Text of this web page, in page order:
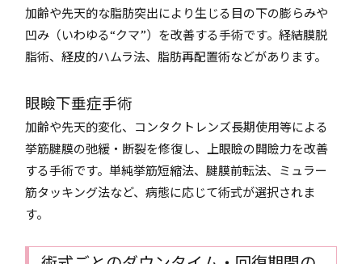
加齢や先天的な脂肪突出により生じる目の下の膨らみや
凹み（いわゆる“クマ”）を改善する手術です。経結膜脱
脂術、経皮的ハムラ法、脂肪再配置術などがあります。
眼瞼下垂症手術
加齢や先天的変化、コンタクトレンズ長期使用等による
挙筋腱膜の弛緩・断裂を修復し、上眼瞼の開瞼力を改善
する手術です。単純挙筋短縮法、腱膜前転法、ミュラー
筋タッキング法など、病態に応じて術式が選択されま
す。